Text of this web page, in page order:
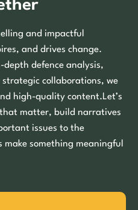
and impactful
and drives change.
depth defence analysis,
collaborations, we
high-quality content.Let’s
matter, build narratives
issues to the
make something meaningful